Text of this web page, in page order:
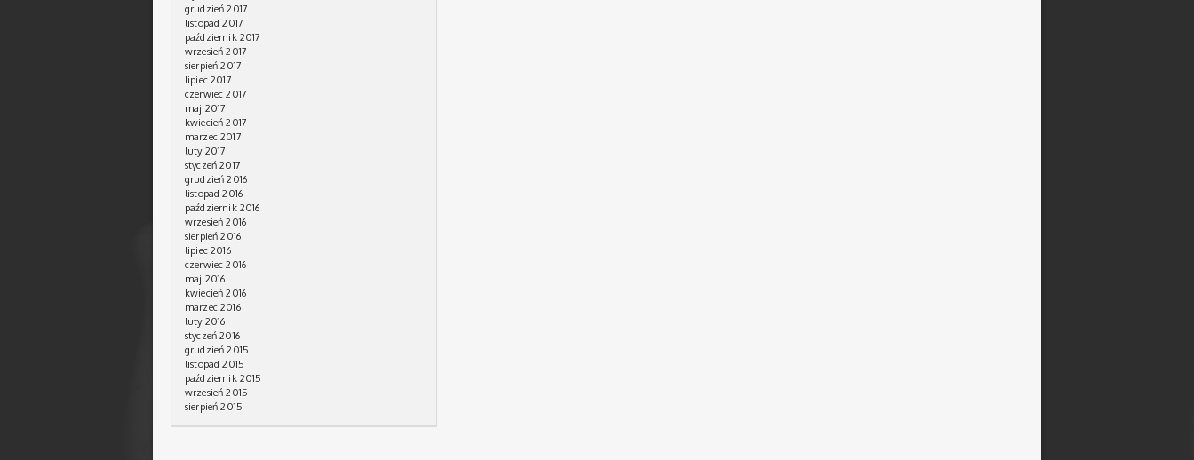
grudzień 2017
listopad 2017
październik 2017
wrzesień 2017
sierpień 2017
lipiec 2017
czerwiec 2017
maj 2017
kwiecień 2017
marzec 2017
luty 2017
styczeń 2017
grudzień 2016
listopad 2016
październik 2016
wrzesień 2016
sierpień 2016
lipiec 2016
czerwiec 2016
maj 2016
kwiecień 2016
marzec 2016
luty 2016
styczeń 2016
grudzień 2015
listopad 2015
październik 2015
wrzesień 2015
sierpień 2015